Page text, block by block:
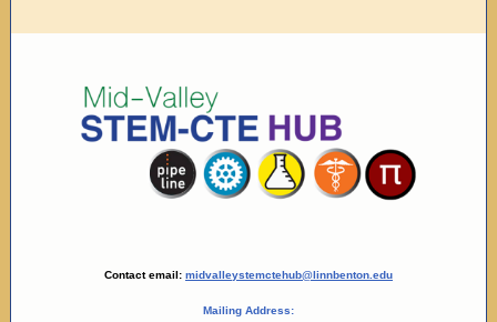
Contact email: midvalleystemctehub@linnbenton.edu
Mailing Address: